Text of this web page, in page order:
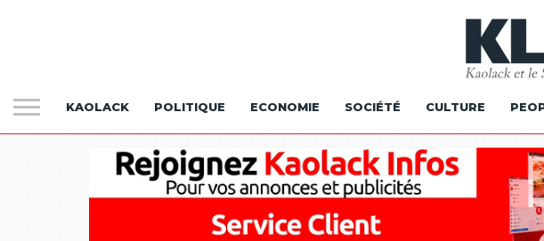
KAOLACK POLITIQUE ECONOMIE SOCIÉTÉ CULTURE